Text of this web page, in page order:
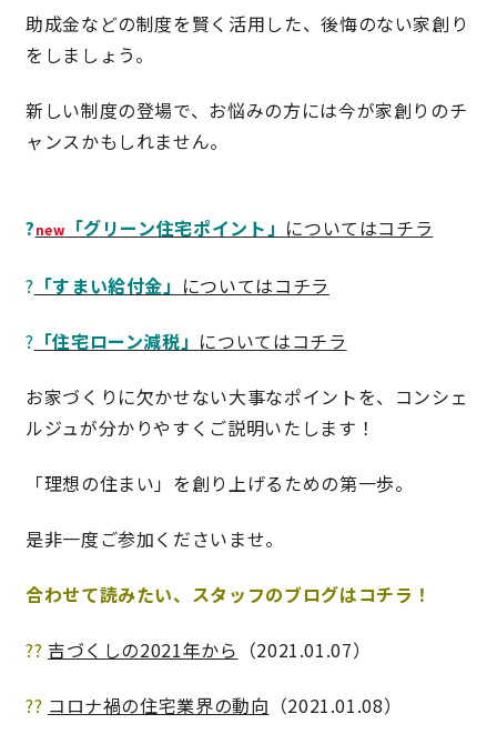
100年点検住宅
快適な室内環境へのこだわり
ラインナップ
最響の家
Groovin’
nattoku住宅25周年記念モデル
キママプラス
納得リフォームスタジオ nattoku リノベ
助成金などの制度を賢く活用した、後悔のない家創り
をしましょう。
新しい制度の登場で、お悩みの方には今が家創りのチ
ャンスかもしれません。
?new 「グリーン住宅ポイント」 についてはコチラ
? 「すまい給付金」 についてはコチラ
? 「住宅ローン減税」 についてはコチラ
お家づくりに欠かせない大事なポイントを、コンシェ
ルジュが分かりやすくご説明いたします！
「理想の住まい」を創り上げるための第一歩。
是非一度ご参加くださいませ。
合わせて読みたい、スタッフのブログはコチラ！
?? 吉づくしの2021年から （2021.01.07）
?? コロナ禍の住宅業界の動向 （2021.01.08）